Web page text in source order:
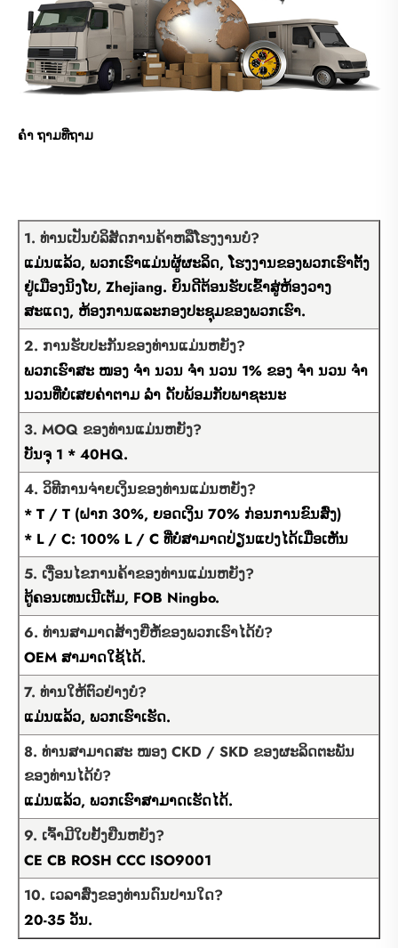
ຄຳ ຖາມທີ່ຖາມ
1. ທ່ານເປັນບໍລິສັດການຄ້າຫລືໂຮງງານບໍ?
ແມ່ນແລ້ວ, ພວກເຮົາແມ່ນຜູ້ຜະລິດ, ໂຮງງານຂອງພວກເຮົາຕັ້ງ
ຢູ່ເມືອງນິງໂບ, Zhejiang. ຍິນດີຕ້ອນຮັບເຂົ້າສູ່ຫ້ອງວາງ
ສະແດງ, ຫ້ອງການແລະກອງປະຊຸມຂອງພວກເຮົາ.
2. ການຮັບປະກັນຂອງທ່ານແມ່ນຫຍັງ?
ພວກເຮົາສະ ໜອງ ຈຳ ນວນ ຈຳ ນວນ 1% ຂອງ ຈຳ ນວນ ຈຳ
ນວນທີ່ບໍ່ເສຍຄ່າຕາມ ລຳ ດັບພ້ອມກັບພາຊະນະ
3. MOQ ຂອງທ່ານແມ່ນຫຍັງ?
ບັນຈຸ 1 * 40HQ.
4. ວິທີການຈ່າຍເງິນຂອງທ່ານແມ່ນຫຍັງ?
* T / T (ຝາກ 30%, ຍອດເງິນ 70% ກ່ອນການຂົນສົ່ງ)
* L / C: 100% L / C ທີ່ບໍ່ສາມາດປ່ຽນແປງໄດ້ເມື່ອເຫັນ
5. ເງື່ອນໄຂການຄ້າຂອງທ່ານແມ່ນຫຍັງ?
ຕູ້ຄອນເທນເນີເຕັມ, FOB Ningbo.
6. ທ່ານສາມາດສ້າງຍີ່ຫໍ້ຂອງພວກເຮົາໄດ້ບໍ?
OEM ສາມາດໃຊ້ໄດ້.
7. ທ່ານໃຫ້ຕົວຢ່າງບໍ?
ແມ່ນແລ້ວ, ພວກເຮົາເຮັດ.
8. ທ່ານສາມາດສະ ໜອງ CKD / SKD ຂອງຜະລິດຕະພັນ
ຂອງທ່ານໄດ້ບໍ?
ແມ່ນແລ້ວ, ພວກເຮົາສາມາດເຮັດໄດ້.
9. ເຈົ້າມີໃບຢັ້ງຢືນຫຍັງ?
CE CB ROSH CCC ISO9001
10. ເວລາສົ່ງຂອງທ່ານດົນປານໃດ?
20-35 ວັນ.